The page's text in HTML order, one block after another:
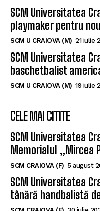
SCM Universitatea
playmaker pentru
SCM U CRAIOVA (M) 21 iulie
SCM Universitatea
baschetbalist
SCM U CRAIOVA (M) 19 iulie
CELE MAI CITITE
SCM Universitatea
Memorialul „Mircea
SCM CRAIOVA (F) 5 august
SCM Universitatea
tânără handbalistă